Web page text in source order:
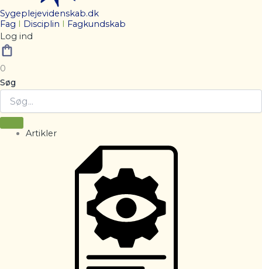
Sygeplejevidenskab.dk
Fag
Disciplin
Fagkundskab
Log ind
0
Søg
Artikler